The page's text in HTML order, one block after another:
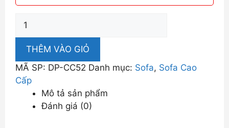
Trọn
Sofa
Cấp
Cho
Phòng
Khách
THÊM VÀO GIỎ
MÃ SP: DP-CC52 Danh mục: Sofa, Sofa Cao
Cấp
Mô tả sản phẩm
Đánh giá (0)